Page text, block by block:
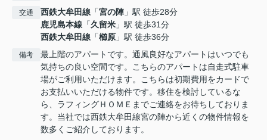
交通 西鉄大牟田線 「宮の陣」駅 徒歩28分
鹿児島本線 「久留米 」駅 徒歩31分
西鉄大牟田線 「櫛原 」駅 徒歩36分
備考
最上階のアパートです。通風良好なアパートはいつでも
気持ちの良い空間です。こちらのアパートは自走式駐車
場がご利用いただけます。こちらは初期費用をカードで
お支払いいただける物件です。移住を検討しているな
ら、ラフィングＨＯＭＥまでご連絡をお待ちしておりま
す。当社では西鉄大牟田線宮の陣から近くの物件情報を
数多くご紹介しております。